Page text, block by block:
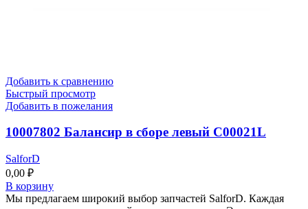
Добавить к сравнению
Быстрый просмотр
Добавить в пожелания
10007802 Балансир в сборе левый C00021L
SalforD
0,00 ₽
В корзину
Мы предлагаем широкий выбор запчастей SalforD. Каждая